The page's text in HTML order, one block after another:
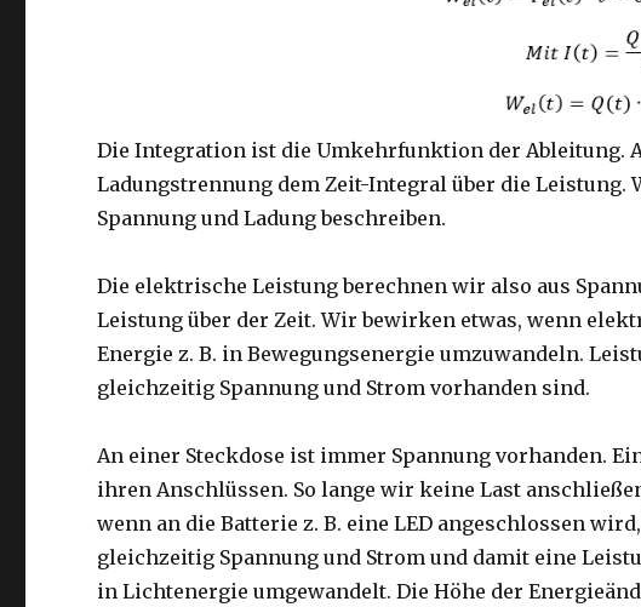
Die Integration ist die Umkehrfunktion der Ableitung.
Ladungstrennung dem Zeit-Integral über die Leistung.
Spannung und Ladung beschreiben.
Die elektrische Leistung berechnen wir also aus
Leistung über der Zeit. Wir bewirken etwas, wenn
Energie z. B. in Bewegungsenergie umzuwandeln.
gleichzeitig Spannung und Strom vorhanden sind.
An einer Steckdose ist immer Spannung vorhanden.
ihren Anschlüssen. So lange wir keine Last
wenn an die Batterie z. B. eine LED angeschlossen
gleichzeitig Spannung und Strom und damit eine
in Lichtenergie umgewandelt. Die Höhe der